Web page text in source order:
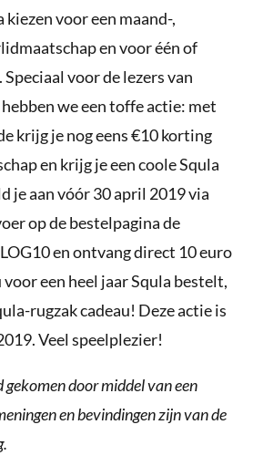
voor een maand-,
en voor één of
voor de lezers van
we een toffe actie: met
krijg je nog eens €10 korting
en krijg je een coole Squla
je aan vóór 30 april 2019 via
op de bestelpagina de
en ontvang direct 10 euro
een heel jaar Squla bestelt,
rugzak cadeau! Deze actie is
Veel speelplezier!
door middel van een
en bevindingen zijn van de